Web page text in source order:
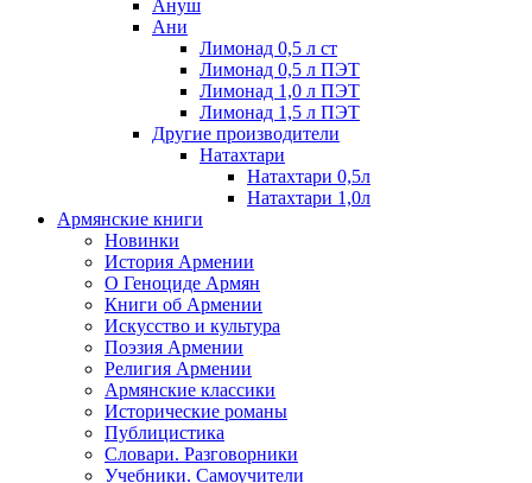
Ануш
Ани
Лимонад 0,5 л ст
Лимонад 0,5 л ПЭТ
Лимонад 1,0 л ПЭТ
Лимонад 1,5 л ПЭТ
Другие производители
Натахтари
Натахтари 0,5л
Натахтари 1,0л
Армянские книги
Новинки
История Армении
О Геноциде Армян
Книги об Армении
Иcкусство и культура
Поэзия Армении
Религия Армении
Армянские классики
Исторические романы
Публицистика
Словари. Разговорники
Учебники. Самоучители